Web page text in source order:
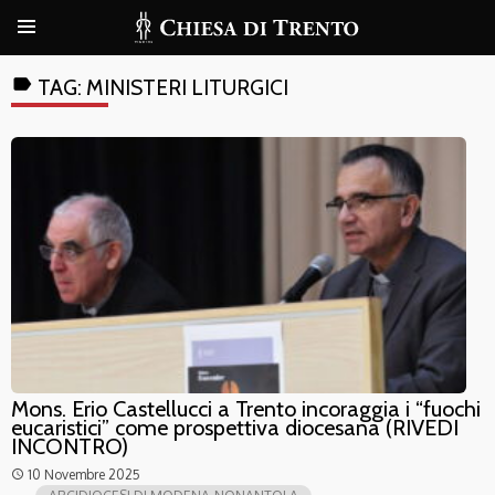
label TAG: MINISTERI LITURGICI
Mons. Erio Castellucci a Trento incoraggia i “fuochi
eucaristici” come prospettiva diocesana (RIVEDI
INCONTRO)
access_time 10 Novembre 2025